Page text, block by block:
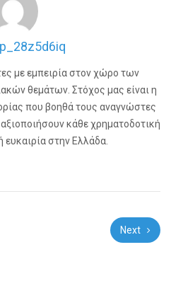
με εμπειρία στον χώρο των
θεμάτων. Στόχος μας είναι η
που βοηθά τους αναγνώστες
κάθε χρηματοδοτική
ευκαιρία στην Ελλάδα.
Next